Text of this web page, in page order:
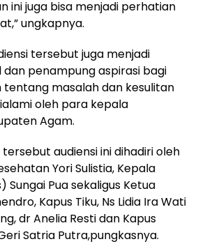
ini juga bisa menjadi perhatian
ungkapnya.
tersebut juga menjadi
penampung aspirasi bagi
tentang masalah dan kesulitan
oleh para kepala
Agam.
audiensi ini dihadiri oleh
Yori Sulistia, Kepala
Sungai Pua sekaligus Ketua
Kapus Tiku, Ns Lidia Ira Wati
dr Anelia Resti dan Kapus
Satria Putra,pungkasnya.